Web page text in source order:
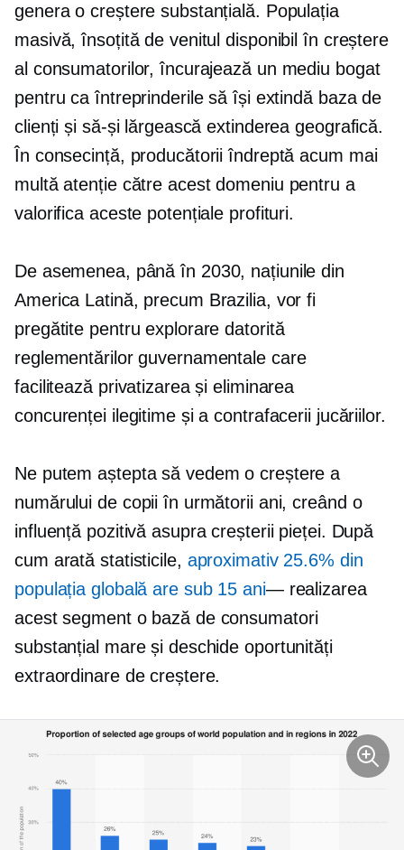
genera o creștere substanțială. Populația
masivă, însoțită de venitul disponibil în creștere
al consumatorilor, încurajează un mediu bogat
pentru ca întreprinderile să își extindă baza de
clienți și să-și lărgească extinderea geografică.
În consecință, producătorii îndreptă acum mai
multă atenție către acest domeniu pentru a
valorifica aceste potențiale profituri.
De asemenea, până în 2030, națiunile din
America Latină, precum Brazilia, vor fi
pregătite pentru explorare datorită
reglementărilor guvernamentale care
facilitează privatizarea și eliminarea
concurenței ilegitime și a contrafacerii jucăriilor.
Ne putem aștepta să vedem o creștere a
numărului de copii în următorii ani, creând o
influență pozitivă asupra creșterii pieței. După
cum arată statisticile, aproximativ 25.6% din
populația globală are sub 15 ani— realizarea
acest segment o bază de consumatori
substanțial mare și deschide oportunități
extraordinare de creștere.